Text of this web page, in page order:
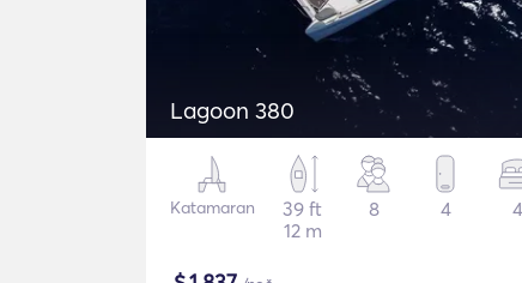
Lagoon 380
Katamaran
39 ft
12 m
8 4 4